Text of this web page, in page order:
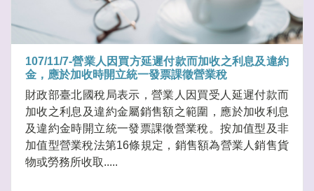
107/11/7-營業人因買方延遲付款而加收之利息及違約
金，應於加收時開立統一發票課徵營業稅
財政部臺北國稅局表示，營業人因買受人延遲付款而
加收之利息及違約金屬銷售額之範圍，應於加收利息
及違約金時開立統一發票課徵營業稅。按加值型及非
加值型營業稅法第16條規定，銷售額為營業人銷售貨
物或勞務所收取.....